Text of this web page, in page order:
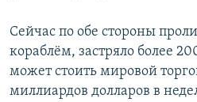
Сейчас по обе стороны
кораблём, застряло более
может стоить мировой
миллиардов долларов в